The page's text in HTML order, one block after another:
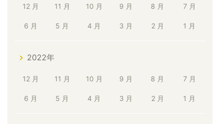
12 月 11 月 10 月 9 月 8 月 7 月
6 月 5 月 4 月 3 月 2 月 1 月
2022年
12 月 11 月 10 月 9 月 8 月 7 月
6 月 5 月 4 月 3 月 2 月 1 月